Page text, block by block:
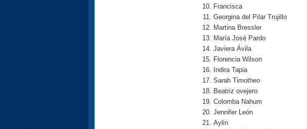
Francisca
Georgina del Pilar Trujillo
Martina Bressler
María José Pardo
Javiera Ávila
Florencia Wilson
Indira Tapia
Sarah Timotheo
Beatriz ovejero
Colomba Nahum
Jennifer León
Aylin